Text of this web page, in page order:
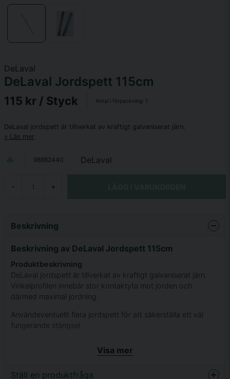
DeLaval
DeLaval Jordspett 115cm
115 kr / Styck Antal i förpackning: 1
DeLaval jordspett är tillverkat av kraftigt galvaniserat järn.
Läs mer
98882440 DeLaval
- +
Beskrivning
Beskrivning av DeLaval Jordspett 115cm
Produktbeskrivning
DeLaval jordspett är tillverkat av kraftigt galvaniserat järn.
Vinkelprofilen innebär stor kontaktyta mot jorden och
därmed maximal jordning.
Användeventuellt flera jordspett för att säkerställa ett väl
fungerande stängsel.
Visa mer
Ställ en produktfråga